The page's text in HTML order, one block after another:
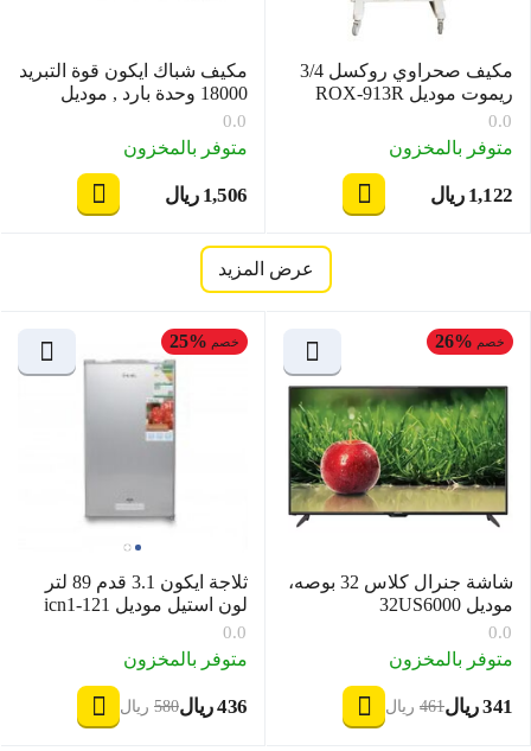
مكيف صحراوي روكسل 3/4
ريموت موديل ROX-913R
0.0
متوفر بالمخزون
ريال‎ 1,122
مكيف شباك ايكون قوة التبريد
18000 وحدة بارد , موديل
ICO-18K/CW
0.0
متوفر بالمخزون
ريال‎ 1,506
عرض المزيد
خصم 26%
شاشة جنرال كلاس 32 بوصه،
موديل 32US6000
0.0
متوفر بالمخزون
ريال ‎‍341‍ ريال ‎‍461‍
خصم 25%
ثلاجة ايكون 3.1 قدم 89 لتر
لون استيل موديل icn1-121
0.0
متوفر بالمخزون
ريال ‎‍436‍ ريال ‎‍580‍